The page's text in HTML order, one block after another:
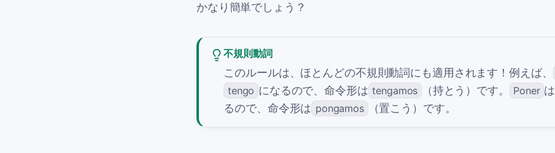
かなり簡単でしょう？
不規則動詞
このルールは、ほとんどの不規則動詞にも適用されます！例えば、
tengo になるので、命令形は tengamos （持とう）です。 Poner は
るので、命令形は pongamos （置こう）です。